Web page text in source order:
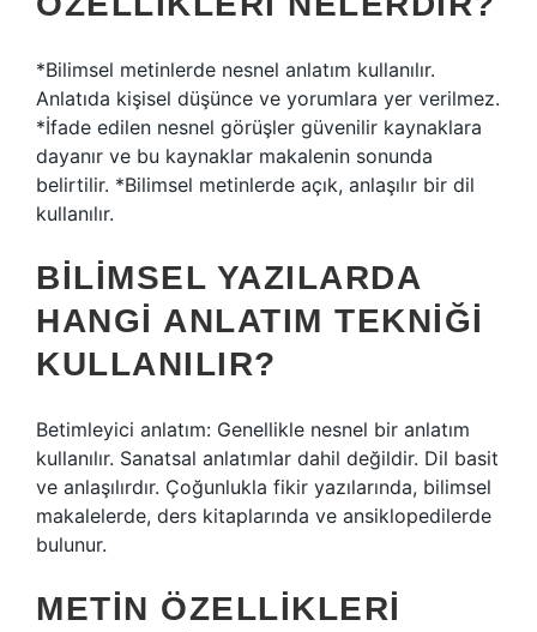
*Bilimsel metinlerde nesnel anlatım kullanılır.
Anlatıda kişisel düşünce ve yorumlara yer verilmez.
*İfade edilen nesnel görüşler güvenilir kaynaklara
dayanır ve bu kaynaklar makalenin sonunda
belirtilir. *Bilimsel metinlerde açık, anlaşılır bir dil
kullanılır.
BILIMSEL YAZILARDA
HANGI ANLATIM TEKNIĞI
KULLANILIR?
Betimleyici anlatım: Genellikle nesnel bir anlatım
kullanılır. Sanatsal anlatımlar dahil değildir. Dil basit
ve anlaşılırdır. Çoğunlukla fikir yazılarında, bilimsel
makalelerde, ders kitaplarında ve ansiklopedilerde
bulunur.
METIN ÖZELLIKLERI